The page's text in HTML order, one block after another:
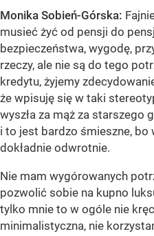
Monika Sobień-Górska:
musieć żyć od pensji do
bezpieczeństwa, wygodę,
rzeczy, ale nie są do tego
kredytu, żyjemy
że wpisuję się w taki
wyszła za mąż za starszego
i to jest bardzo śmieszne, bo
dokładnie odwrotnie.
Nie mam wygórowanych
pozwolić sobie na kupno
tylko mnie to w ogóle nie
minimalistyczna, nie